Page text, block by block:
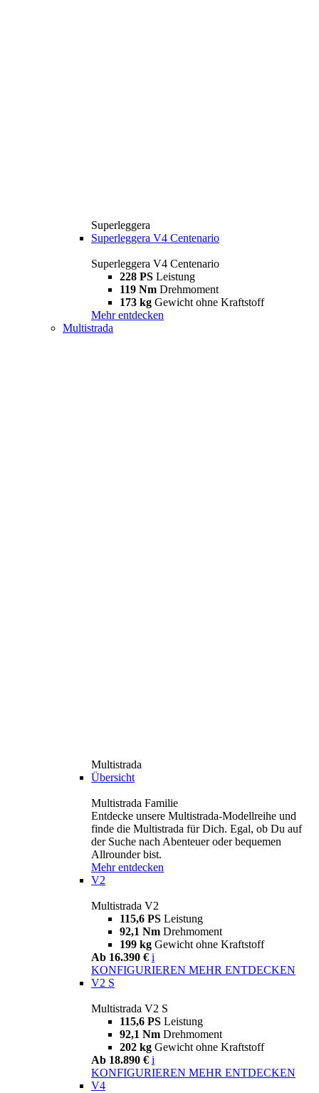
Superleggera
Superleggera V4 Centenario
Superleggera V4 Centenario
228 PS Leistung
119 Nm Drehmoment
173 kg Gewicht ohne Kraftstoff
Mehr entdecken
Multistrada
Multistrada
Übersicht
Multistrada Familie
Entdecke unsere Multistrada-Modellreihe und
finde die Multistrada für Dich. Egal, ob Du auf
der Suche nach Abenteuer oder bequemen
Allrounder bist.
Mehr entdecken
V2
Multistrada V2
115,6 PS Leistung
92,1 Nm Drehmoment
199 kg Gewicht ohne Kraftstoff
Ab 16.390 € i
KONFIGURIEREN MEHR ENTDECKEN
V2 S
Multistrada V2 S
115,6 PS Leistung
92,1 Nm Drehmoment
202 kg Gewicht ohne Kraftstoff
Ab 18.890 € i
KONFIGURIEREN MEHR ENTDECKEN
V4